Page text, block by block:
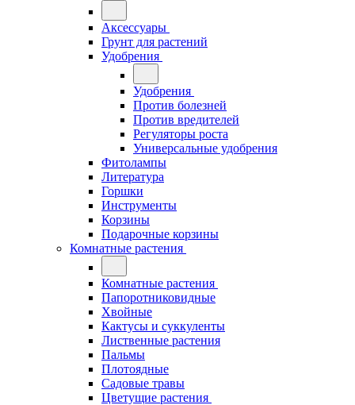
Аксессуары
Грунт для растений
Удобрения
Удобрения
Против болезней
Против вредителей
Регуляторы роста
Универсальные удобрения
Фитолампы
Литература
Горшки
Инструменты
Корзины
Подарочные корзины
Комнатные растения
Комнатные растения
Папоротниковидные
Хвойные
Кактусы и суккуленты
Лиственные растения
Пальмы
Плотоядные
Садовые травы
Цветущие растения